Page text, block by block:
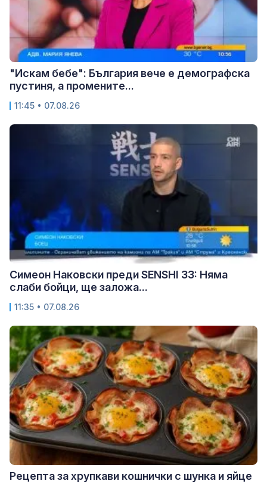
"Искам бебе": България вече е демографска
пустиня, а промените...
11:45 • 07.08.26
Симеон Наковски преди SENSHI 33: Няма
слаби бойци, ще заложа...
11:35 • 07.08.26
Рецепта за хрупкави кошнички с шунка и яйце